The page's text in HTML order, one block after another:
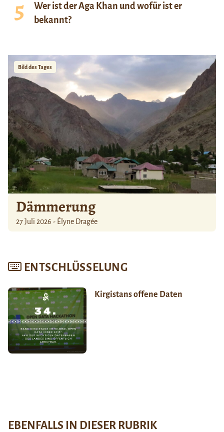
Wer ist der Aga Khan und wofür ist er
bekannt?
Bild des Tages
Dämmerung
27 Juli 2026 - Élyne Dragée
ENTSCHLÜSSELUNG
Kirgistans offene Daten
EBENFALLS IN DIESER RUBRIK